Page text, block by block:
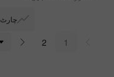
چارٹ
1
2